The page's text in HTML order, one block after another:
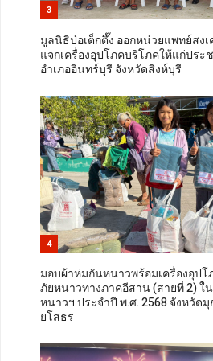
3
มูลนิธิป่อเต็กตึ๊ง ออกหน่วยแพทย์สง
แจกเครื่องอุปโภคบริโภคให้แก่ปร
อำเภออินทร์บุรี จังหวัดสิงห์บุรี
4
มอบผ้าห่มกันหนาวพร้อมเครื่องอุป
ภัยหนาวทางภาคอีสาน (สายที่ 2) ใ
หนาวฯ ประจำปี พ.ศ. 2568 จังหวัด
ยโสธร